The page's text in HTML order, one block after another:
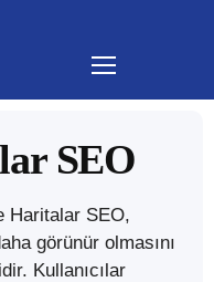
SEO
Haritalar SEO,
görünür olmasını
Kullanıcılar